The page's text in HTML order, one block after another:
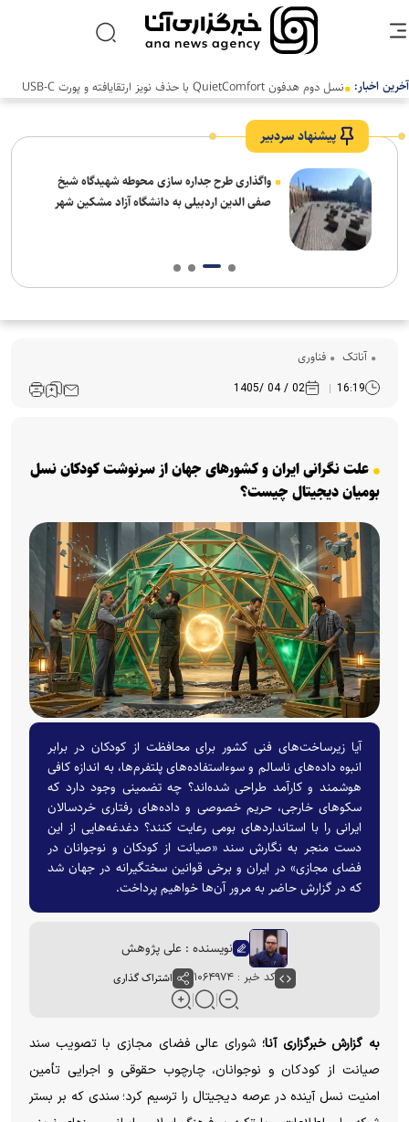
آخرین اخبار:
نسل دوم هدفون QuietComfort با حذف نویز ارتقایافته و پورت USB-C
پیشنهاد سردبیر
واگذاری طرح جداره سازی محوطه شهیدگاه شیخ
صفی الدین اردبیلی به دانشگاه آزاد مشکین شهر
آناتک فناوری
16:19
02 / 04 /1405
علت نگرانی ایران و کشورهای جهان از سرنوشت کودکان نسل
بومیان دیجیتال چیست؟
آیا زیرساخت‌های فنی کشور برای محافظت از کودکان در برابر
انبوه داده‌های ناسالم و سوءاستفاده‌های پلتفرم‌ها، به اندازه کافی
هوشمند و کارآمد طراحی شده‌اند؟ چه تضمینی وجود دارد که
سکوهای خارجی، حریم خصوصی و داده‌های رفتاری خردسالان
ایرانی را با استانداردهای بومی رعایت کنند؟ دغدغه‌هایی از این
دست منجر به نگارش سند «صیانت از کودکان و نوجوانان در
فضای مجازی» در ایران و برخی قوانین سختگیرانه در جهان شد
که در گزارش حاضر به مرور آن‌ها خواهیم پرداخت.
نویسنده : علی پژوهش
کد خبر : ۱۰۶۴۹۷۴ اشتراک گذاری
به گزارش خبرگزاری آنا؛ شورای عالی فضای مجازی با تصویب سند
صیانت از کودکان و نوجوانان، چارچوب حقوقی و اجرایی تأمین
امنیت نسل آینده در عرصه دیجیتال را ترسیم کرد؛ سندی که بر بستر